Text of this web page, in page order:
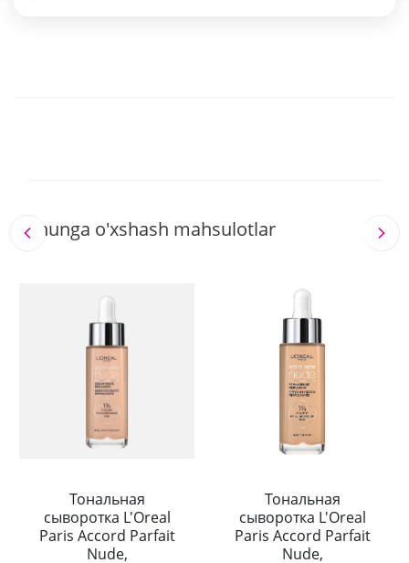
Shunga o'xshash mahsulotlar
Тональная
сыворотка L'Oreal
Paris Accord Parfait
Nude,
Тональная
сыворотка L'Oreal
Paris Accord Parfait
Nude,